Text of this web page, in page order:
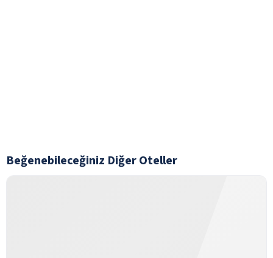
Beğenebileceğiniz Diğer Oteller